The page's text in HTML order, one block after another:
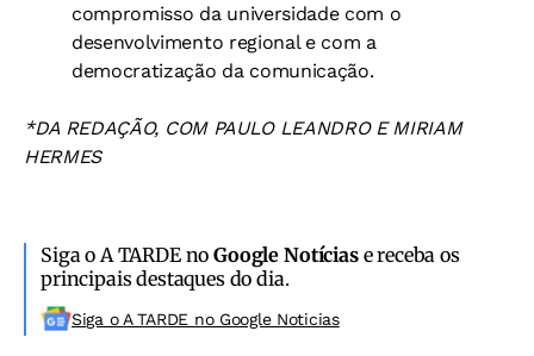
compromisso da universidade com o
desenvolvimento regional e com a
democratização da comunicação.
*DA REDAÇÃO, COM PAULO LEANDRO E MIRIAM
HERMES
Siga o A TARDE noGoogle Notíciase receba os
principais destaques do dia.
Siga o A TARDE no Google Noticias